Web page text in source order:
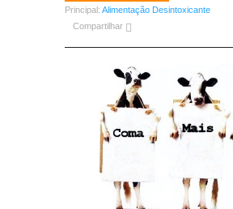
QUEM SOMOS
GALERIA DE FOTOS
PÓS-OFICINAS
COLABORADORES
TV DE BEM COM A NATUREZA
FALE CONOSCO
Principal: Alimentação Desintoxicante
Compartilhar